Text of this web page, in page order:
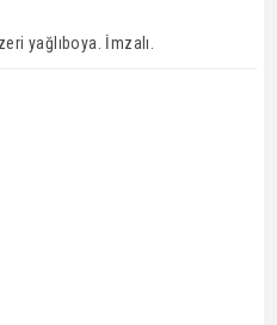
yağlıboya. İmzalı.